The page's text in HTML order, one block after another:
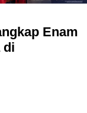
Enam
di